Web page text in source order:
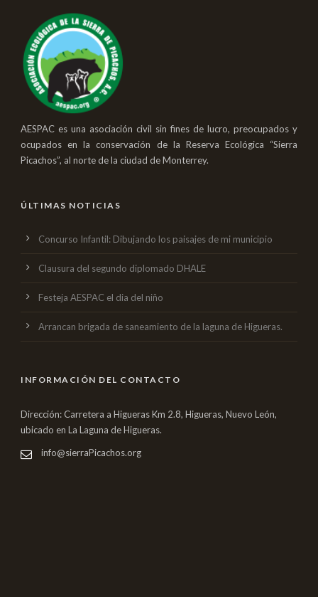
AESPAC es una asociación civil sin fines de lucro, preocupados y
ocupados en la conservación de la Reserva Ecológica “Sierra
Picachos”, al norte de la ciudad de Monterrey.
ÚLTIMAS NOTICIAS
Concurso Infantil: Dibujando los paisajes de mi municipio
Clausura del segundo diplomado DHALE
Festeja AESPAC el dia del niño
Arrancan brigada de saneamiento de la laguna de Higueras.
INFORMACIÓN DEL CONTACTO
Dirección: Carretera a Higueras Km 2.8, Higueras, Nuevo León,
ubicado en La Laguna de Higueras.
info@sierraPicachos.org